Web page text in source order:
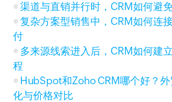
渠道与直销并行时，CRM如何避
复杂方案型销售中，CRM如何连
付
多来源线索进入后，CRM如何建
程
HubSpot和Zoho CRM哪个好？
化与价格对比